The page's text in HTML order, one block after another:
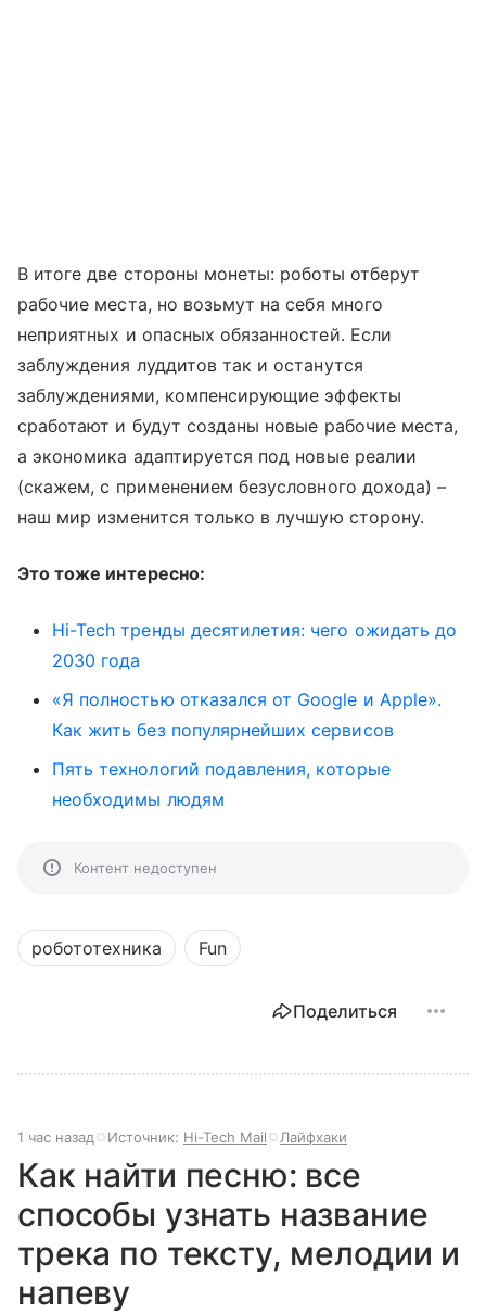
В итоге две стороны монеты: роботы отберут
рабочие места, но возьмут на себя много
неприятных и опасных обязанностей. Если
заблуждения луддитов так и останутся
заблуждениями, компенсирующие эффекты
сработают и будут созданы новые рабочие места,
а экономика адаптируется под новые реалии
(скажем, с применением безусловного дохода) –
наш мир изменится только в лучшую сторону.
Это тоже интересно:
Hi-Tech тренды десятилетия: чего ожидать до
2030 года
«Я полностью отказался от Google и Apple».
Как жить без популярнейших сервисов
Пять технологий подавления, которые
необходимы людям
Контент недоступен
робототехника Fun
Поделиться
1 час назад Источник: Hi-Tech Mail Лайфхаки
Как найти песню: все
способы узнать название
трека по тексту, мелодии и
напеву